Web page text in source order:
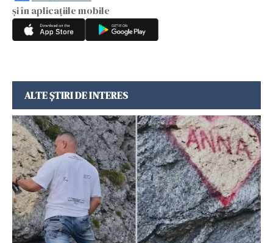
și în aplicațiile mobile
ALTE ȘTIRI DE INTERES